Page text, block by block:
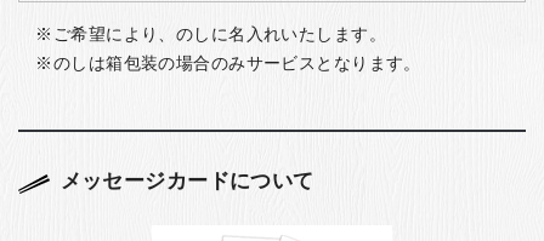
ご希望により、のしに名入れいたします。
のしは箱包装の場合のみサービスとなります。
メッセージカードについて